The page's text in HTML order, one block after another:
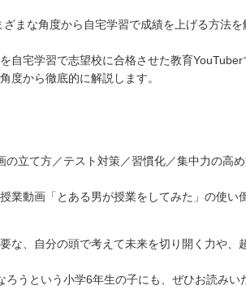
ざまな角度から自宅学習で成績を上げる方法を
自宅学習で志望校に合格させた教育
度から徹底的に解説します。
の立て方／テスト対策／習慣化／集中力の高
業動画「とある男が授業をしてみた」の使
な、自分の頭で考えて未来を切り開く力や、
ろうという小学6年生の子にも、ぜひお読みい